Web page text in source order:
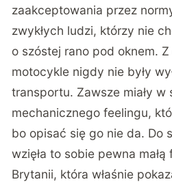
zaakceptowania przez
zwykłych ludzi, którzy nie
o szóstej rano pod oknem.
motocykle nigdy nie były
transportu. Zawsze miały w
mechanicznego feelingu,
bo opisać się go nie da. Do
wzięła to sobie pewna małą
Brytanii, która właśnie